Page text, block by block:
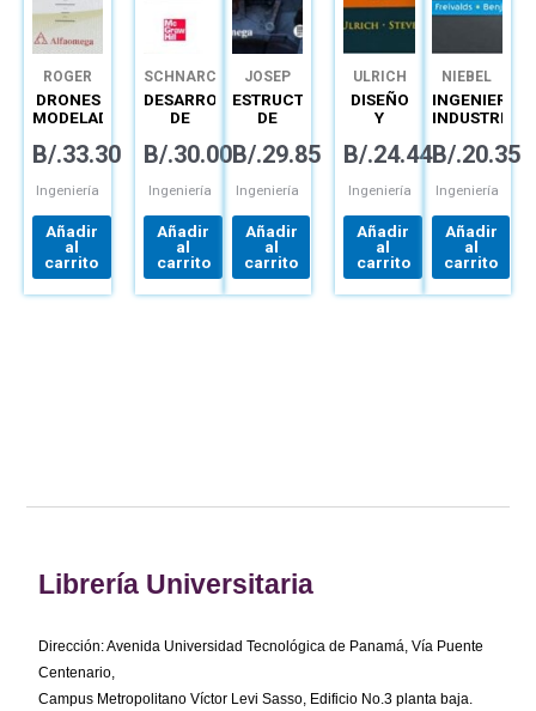
ROGER
MIRANDA
COLORADO
DRONES
MODELADO
CONTROL
CUADROTORES
B/.33.30
Ingeniería
Añadir
al
carrito
SCHNARCH
DESARROLLO
DE
PRODUCTOS
INNOVACIÓN
MARKETING
B/.30.00
Ingeniería
Añadir
al
carrito
JOSEP
GÓMEZPEPA
GÓMEZ
ESTRUCTURAS
DE
ARMADO
Y
DE
SECCIONES
MÉTODOS
SEGÚN
EHE-08
B/.29.85
Ingeniería
Añadir
al
carrito
ULRICH
DISEÑO
Y
DE
B/.24.44
Ingeniería
Añadir
al
carrito
NIEBEL
INGENIERÍA
INDUSTRIAL
NIEBEL
ESTANDARES
DISEÑO
DEL
TRABAJO
B/.20.35
Ingeniería
Añadir
al
carrito
Librería Universitaria
Dirección: Avenida Universidad Tecnológica de Panamá, Vía Puente
Centenario,
Campus Metropolitano Víctor Levi Sasso, Edificio No.3 planta baja.